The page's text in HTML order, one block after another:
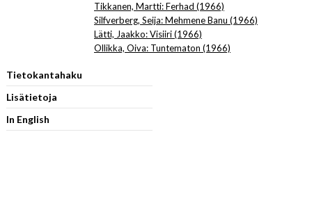
Tikkanen, Martti: Ferhad (1966)
Silfverberg, Seija: Mehmene Banu (1966)
Lätti, Jaakko: Visiiri (1966)
Ollikka, Oiva: Tuntematon (1966)
Tietokantahaku
Lisätietoja
In English